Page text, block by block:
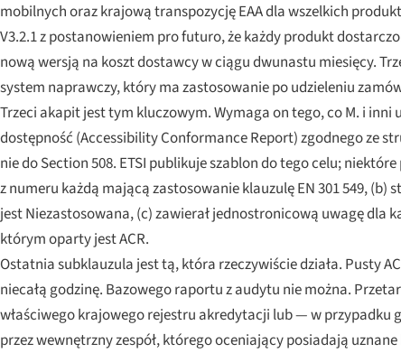
mobilnych oraz krajową transpozycję EAA dla wszelkich
V3.2.1 z postanowieniem pro futuro, że każdy produkt
nową wersją na koszt dostawcy w ciągu dwunastu miesięcy.
system naprawczy, który ma zastosowanie po udzieleniu
Trzeci akapit jest tym kluczowym. Wymaga on tego, co M. i
dostępność (Accessibility Conformance Report) zgodnego ze
nie do Section 508. ETSI publikuje szablon do tego celu;
z numeru każdą mającą zastosowanie klauzulę EN 301 549, (b)
jest Niezastosowana, (c) zawierał jednostronicową uwagę dla
którym oparty jest ACR.
Ostatnia subklauzula jest tą, która rzeczywiście działa. Pusty
niecałą godzinę. Bazowego raportu z audytu nie można.
właściwego krajowego rejestru akredytacji lub — w
przez wewnętrzny zespół, którego oceniający posiadają